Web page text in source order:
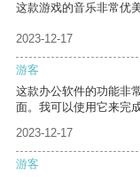
这款游戏的音乐非常优
2023-12-17
游客
这款办公软件的功能非
面。我可以使用它来完
2023-12-17
游客